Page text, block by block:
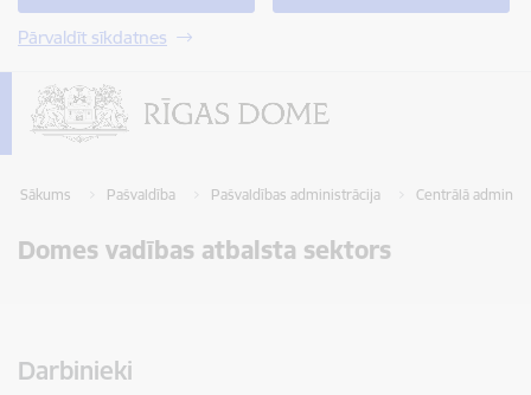
Pārvaldīt sīkdatnes
Sākums Pašvaldība Pašvaldības administrācija Centrālā
Domes vadības atbalsta sektors
Darbinieki